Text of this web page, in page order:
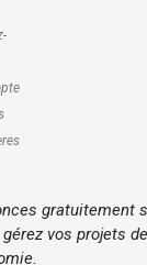
gratuitement
vos projets